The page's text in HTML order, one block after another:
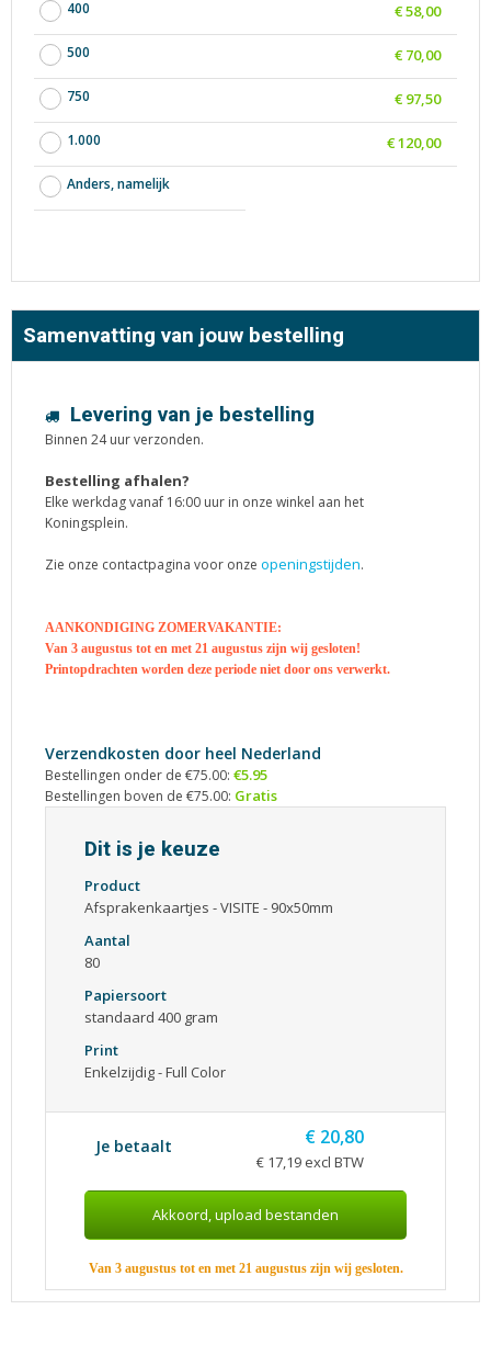
400
500
750
1.000
Anders, namelijk
€ 58,00
€ 70,00
€ 97,50
€ 120,00
Samenvatting van jouw bestelling
Levering van je bestelling
Binnen 24 uur verzonden.
Bestelling afhalen?
Elke werkdag vanaf 16:00 uur in onze winkel aan het
Koningsplein.
Zie onze contactpagina voor onze openingstijden.
AANKONDIGING ZOMERVAKANTIE:
Van 3 augustus tot en met 21 augustus zijn wij gesloten!
Printopdrachten worden deze periode niet door ons verwerkt.
Verzendkosten door heel Nederland
Bestellingen onder de €75.00: €5.95
Bestellingen boven de €75.00: Gratis
Dit is je keuze
Product
Afsprakenkaartjes - VISITE - 90x50mm
Aantal
80
Papiersoort
standaard 400 gram
Print
Enkelzijdig - Full Color
Je betaalt € 20,80
€ 17,19 excl BTW
Van 3 augustus tot en met 21 augustus zijn wij gesloten.